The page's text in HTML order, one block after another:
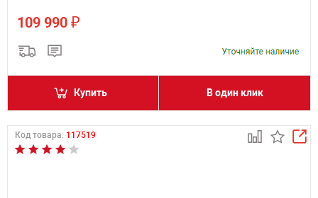
109 990 ₽
Купить В один клик
Код товара: 117519